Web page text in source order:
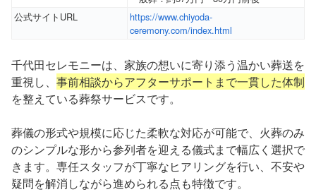
公式サイトURL
https://www.chiyoda-
ceremony.com/index.html
千代田セレモニーは、家族の想いに寄り添う温かい葬送を
重視し、 事前相談からアフターサポートまで一貫した体制
を整えている葬祭サービスです。
葬儀の形式や規模に応じた柔軟な対応が可能で、火葬のみ
のシンプルな形から参列者を迎える儀式まで幅広く選択で
きます。専任スタッフが丁寧なヒアリングを行い、不安や
疑問を解消しながら進められる点も特徴です。